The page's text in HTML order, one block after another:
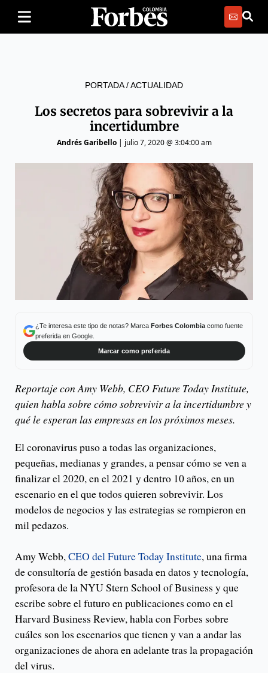
PORTADA/ACTUALIDAD
Los secretos para sobrevivir a la
incertidumbre
Andrés Garibello| julio 7, 2020 @ 3:04:00 am
¿Te interesa este tipo de notas? Marca Forbes Colombiacomo fuente
preferida en Google.
Marcar como preferida
Reportaje con Amy Webb, CEO Future Today Institute,
quien habla sobre cómo sobrevivir a la incertidumbre y
qué le esperan las empresas en los próximos meses.
El coronavirus puso a todas las organizaciones,
pequeñas, medianas y grandes, a pensar cómo se ven a
finalizar el 2020, en el 2021 y dentro 10 años, en un
escenario en el que todos quieren sobrevivir. Los
modelos de negocios y las estrategias se rompieron en
mil pedazos.
Amy Webb, CEO del Future Today Institute, una firma
de consultoría de gestión basada en datos y tecnología,
profesora de la NYU Stern School of Business y que
escribe sobre el futuro en publicaciones como en el
Harvard Business Review, habla con Forbes sobre
cuáles son los escenarios que tienen y van a andar las
organizaciones de ahora en adelante tras la propagación
del virus.